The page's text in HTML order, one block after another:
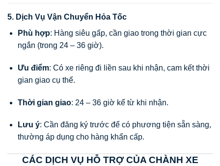
5. Dịch Vụ Vận Chuyển Hỏa Tốc
Phù hợp: Hàng siêu gấp, cần giao trong thời gian cực
ngắn (trong 24 – 36 giờ).
Ưu điểm: Có xe riêng đi liền sau khi nhận, cam kết thời
gian giao cụ thể.
Thời gian giao: 24 – 36 giờ kể từ khi nhận.
Lưu ý: Cần đăng ký trước để có phương tiện sẵn sàng,
thường áp dụng cho hàng khẩn cấp.
CÁC DỊCH VỤ HỖ TRỢ CỦA CHÀNH XE